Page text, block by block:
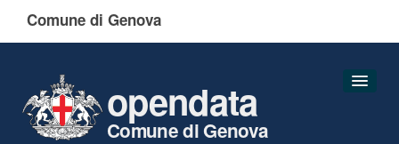
Comune di Genova
opendata
Comune di Genova